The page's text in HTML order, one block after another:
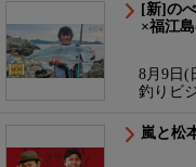
[新]の
×福江
8月9日(
釣りビ
嵐と松